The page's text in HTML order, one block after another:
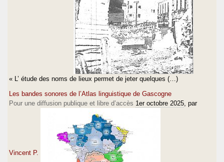
« L’ étude des noms de lieux permet de jeter quelques (…)
Les bandes sonores de l’Atlas linguistique de Gascogne
Pour une diffusion publique et libre d’accès 1er octobre 2025 , par
Vincent P.